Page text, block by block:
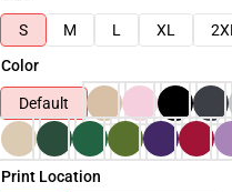
S
M L XL 2XL
Color
Default
Print Location